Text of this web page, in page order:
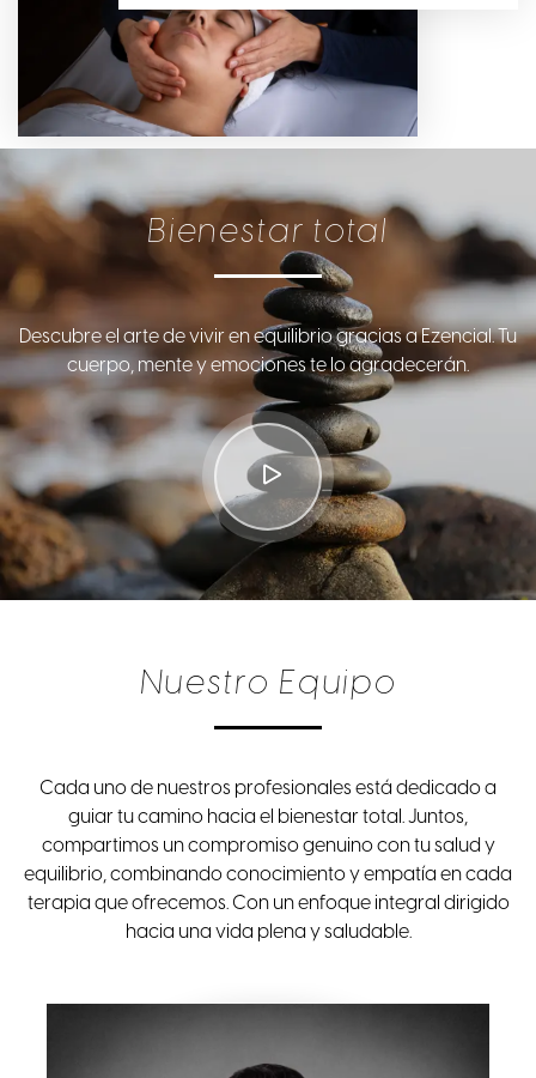
Bienestar total
Descubre el arte de vivir en equilibrio gracias a Ezencial. Tu
cuerpo, mente y emociones te lo agradecerán.
Nuestro Equipo
Cada uno de nuestros profesionales está dedicado a
guiar tu camino hacia el bienestar total. Juntos,
compartimos un compromiso genuino con tu salud y
equilibrio, combinando conocimiento y empatía en cada
terapia que ofrecemos. Con un enfoque integral dirigido
hacia una vida plena y saludable.